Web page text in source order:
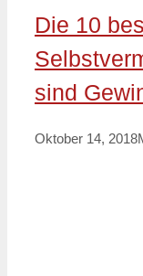
Die 10
sind
Oktober 14, 2018